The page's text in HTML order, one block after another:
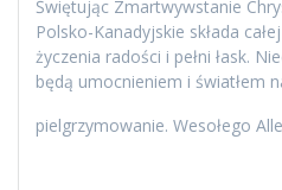
Świętując Zmartwywstanie
Polsko-Kanadyjskie składa
życzenia radości i pełni łask.
będą umocnieniem i światłem
pielgrzymowanie. Wesołego